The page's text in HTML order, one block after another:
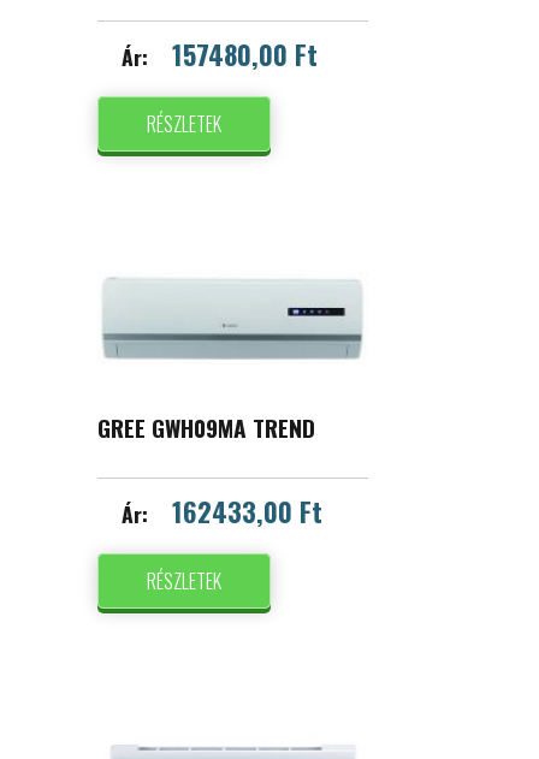
Ár: 157480,00 Ft
RÉSZLETEK
GREE GWH09MA TREND
Ár: 162433,00 Ft
RÉSZLETEK